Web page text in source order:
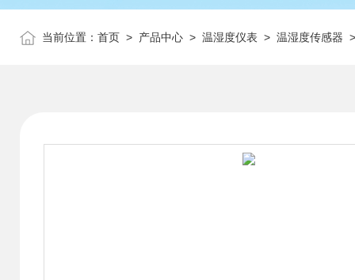
当前位置： 首页 > 产品中心 > 温湿度仪表 > 温湿度传感器